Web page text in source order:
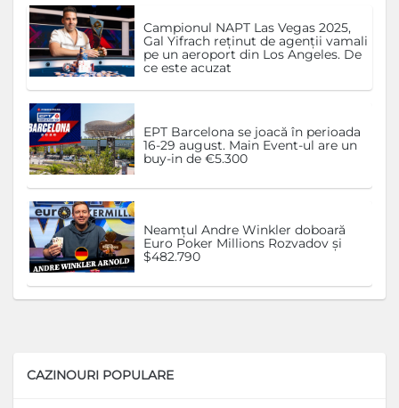
Campionul NAPT Las Vegas 2025,
Gal Yifrach reținut de agenții vamali
pe un aeroport din Los Angeles. De
ce este acuzat
EPT Barcelona se joacă în perioada
16-29 august. Main Event-ul are un
buy-in de €5.300
Neamțul Andre Winkler doboară
Euro Poker Millions Rozvadov și
$482.790
CAZINOURI POPULARE